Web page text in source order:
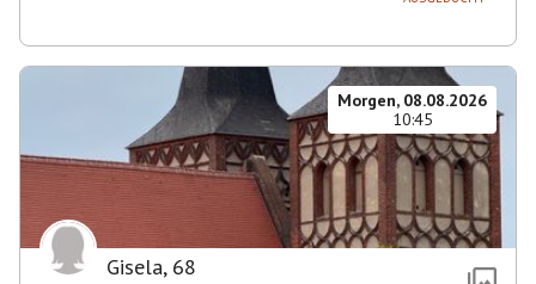
Morgen, 08.08.2026
10:45
Gisela, 68